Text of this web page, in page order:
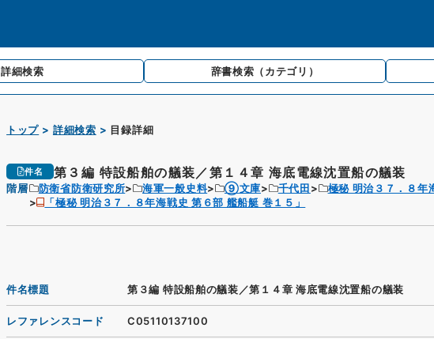
詳細検索 辞書検索 （カテゴリ）
トップ 詳細検索 目録詳細
件名 第３編 特設船舶の艤装／第１４章 海底電線沈置船の艤装
階層 防衛省防衛研究所 海軍一般史料 ⑨文庫 千代田
極秘 明治３７．８年
「極秘 明治３７．８年海戦史 第６部 艦船艇 巻１５」
件名標題 第３編 特設船舶の艤装／第１４章 海底電線沈置船の艤装
レファレンスコード C05110137100